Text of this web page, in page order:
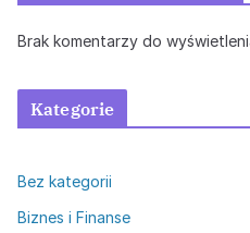
Brak komentarzy do
Kategorie
Bez kategorii
Biznes i Finanse